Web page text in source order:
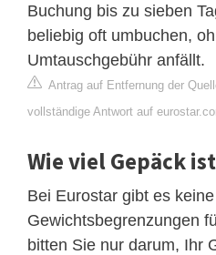
Buchung bis zu sieben
beliebig oft umbuchen,
Umtauschgebühr anfällt.
Antrag auf Entfernung der
vollständige Antwort auf
Wie viel Gepäck
Bei Eurostar gibt es keine
Gewichtsbegrenzungen
bitten Sie nur darum, Ihr